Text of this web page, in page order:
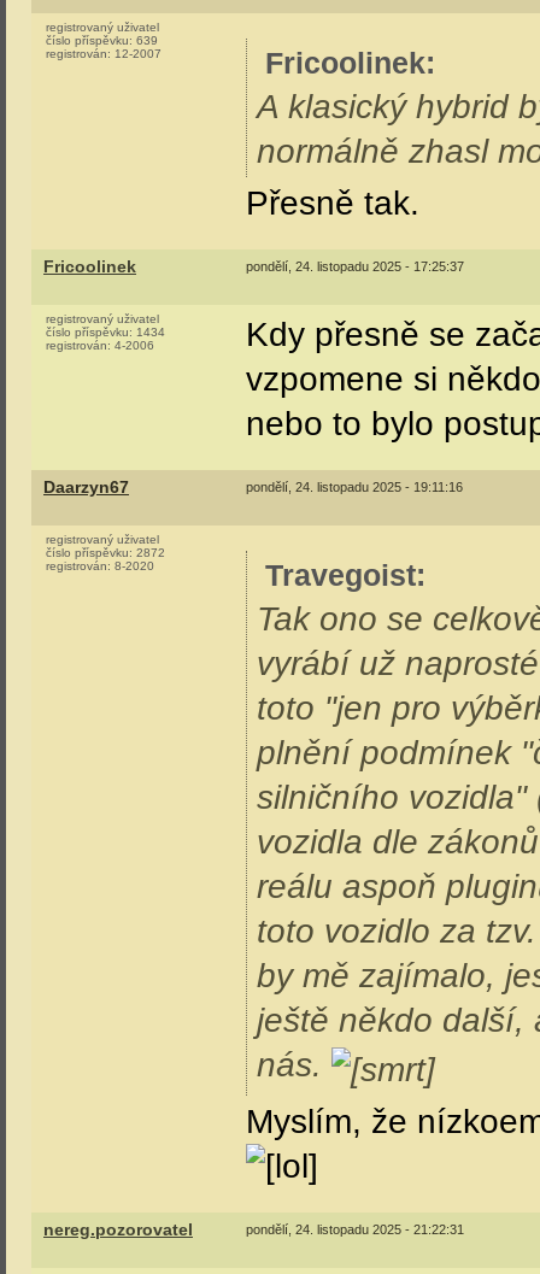
registrovaný uživatel
číslo příspěvku: 639
registrován: 12-2007 Fricoolinek:
A klasický hybrid
normálně zhasl
Přesně tak.
Fricoolinek pondělí, 24. listopadu 2025 - 17:25:37
registrovaný uživatel
číslo příspěvku: 1434
registrován: 4-2006
Kdy přesně se
vzpomene si
nebo to bylo
Daarzyn67 pondělí, 24. listopadu 2025 - 19:11:16
registrovaný uživatel
číslo příspěvku: 2872
registrován: 8-2020 Travegoist:
Tak ono se
vyrábí už
toto "jen pro
plnění podmínek
silničního
vozidla dle
reálu aspoň
toto vozidlo za
by mě zajímalo,
ještě někdo další,
nás.
Myslím, že
nereg.pozorovatel pondělí, 24. listopadu 2025 - 21:22:31